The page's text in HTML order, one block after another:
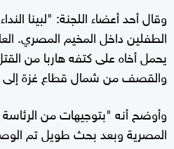
وقال أحد أعضاء اللجنة: "لبينا
الطفلين داخل المخيم المصري.
يحمل أخاه على كتفه هاربا من
والقصف من شمال قطاع غزة إلى
وأوضح أنه "بتوجيهات من الرئاسة
المصرية وبعد بحث طويل تم